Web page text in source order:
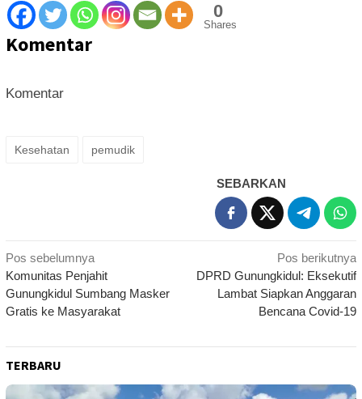
0
Shares
Komentar
Komentar
Kesehatan pemudik
SEBARKAN
Navigasi
pos
Pos sebelumnya
Komunitas Penjahit
Gunungkidul Sumbang Masker
Gratis ke Masyarakat
Pos berikutnya
DPRD Gunungkidul: Eksekutif
Lambat Siapkan Anggaran
Bencana Covid-19
TERBARU